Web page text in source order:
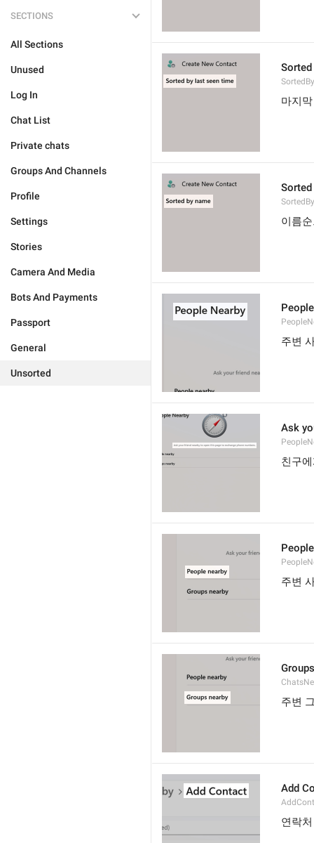
SECTIONS
All Sections
Unused
Log In
Chat List
Private chats
Groups And Channels
Profile
Settings
Stories
Camera And Media
Bots And Payments
Passport
General
Unsorted
마지
이름
주변
Ask
친구
주변
주변
Add
연락